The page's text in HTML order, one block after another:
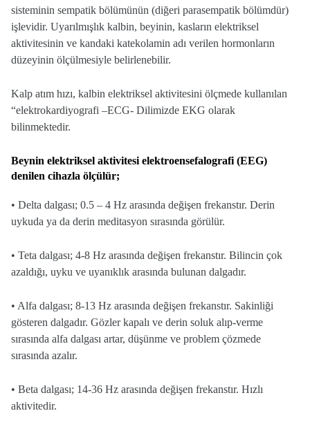
sisteminin sempatik bölümünün (diğeri parasempatik bölümdür)
işlevidir. Uyarılmışlık kalbin, beyinin, kasların elektriksel
aktivitesinin ve kandaki katekolamin adı verilen hormonların
düzeyinin ölçülmesiyle belirlenebilir.
Kalp atım hızı, kalbin elektriksel aktivitesini ölçmede kullanılan
“elektrokardiyografi –ECG- Dilimizde EKG olarak
bilinmektedir.
Beynin elektriksel aktivitesi elektroensefalografi (EEG)
denilen cihazla ölçülür;
• Delta dalgası; 0.5 – 4 Hz arasında değişen frekanstır. Derin
uykuda ya da derin meditasyon sırasında görülür.
• Teta dalgası; 4-8 Hz arasında değişen frekanstır. Bilincin çok
azaldığı, uyku ve uyanıklık arasında bulunan dalgadır.
• Alfa dalgası; 8-13 Hz arasında değişen frekanstır. Sakinliği
gösteren dalgadır. Gözler kapalı ve derin soluk alıp-verme
sırasında alfa dalgası artar, düşünme ve problem çözmede
sırasında azalır.
• Beta dalgası; 14-36 Hz arasında değişen frekanstır. Hızlı
aktivitedir.